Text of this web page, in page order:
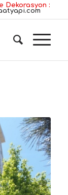
Dekorasyon :